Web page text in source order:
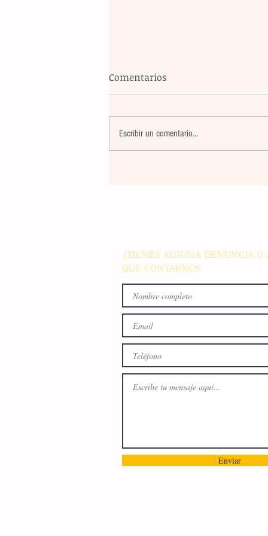
Comentarios
Escribir un comentario...
¿TIENES ALGUNA DENUNCIA O
QUE CONTARNOS
Enviar